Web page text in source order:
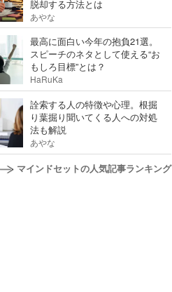
脱却する方法とは
あやな
最高に面白い今年の抱負21選。
スピーチのネタとして使える“お
もしろ目標”とは？
HaRuKa
詮索する人の特徴や心理。根掘
り葉掘り聞いてくる人への対処
法も解説
あやな
マインドセットの人気記事ランキング